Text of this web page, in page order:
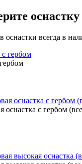
оснастку
оснастки всегда в
оснастка с гербом